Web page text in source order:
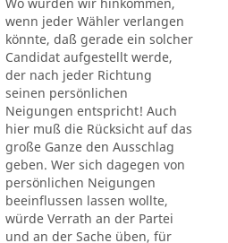
wenn jeder Wähler verlangen
könnte, daß gerade ein solcher
Candidat aufgestellt werde,
der nach jeder Richtung
seinen persönlichen
Neigungen entspricht! Auch
hier muß die Rücksicht auf das
große Ganze den Ausschlag
geben. Wer sich dagegen von
persönlichen Neigungen
beeinflussen lassen wollte,
würde Verrath an der Partei
und an der Sache üben, für